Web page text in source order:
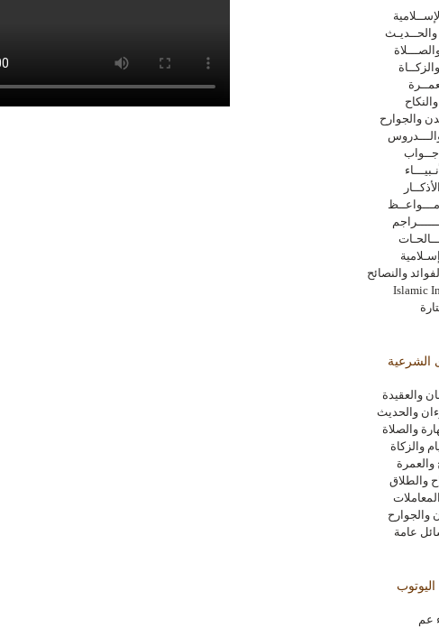
والحــديـث
والجوارح
والنصائح
Islamic
الشرعية
والعقيدة
والحديث
والصلاة
والزكاة
والعمرة
والطلاق
والجوارح
عامة
عم